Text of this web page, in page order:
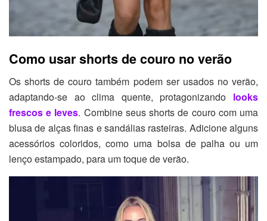
Como usar shorts de couro no verão
Os shorts de couro também podem ser usados no verão,
adaptando-se ao clima quente, protagonizando looks
frescos e leves. Combine seus shorts de couro com uma
blusa de alças finas e sandálias rasteiras. Adicione alguns
acessórios coloridos, como uma bolsa de palha ou um
lenço estampado, para um toque de verão.